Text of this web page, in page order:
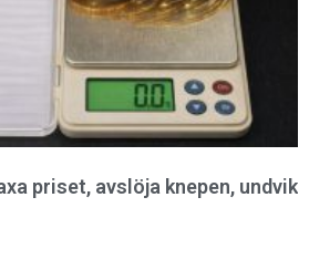
priset, avslöja knepen, undvik